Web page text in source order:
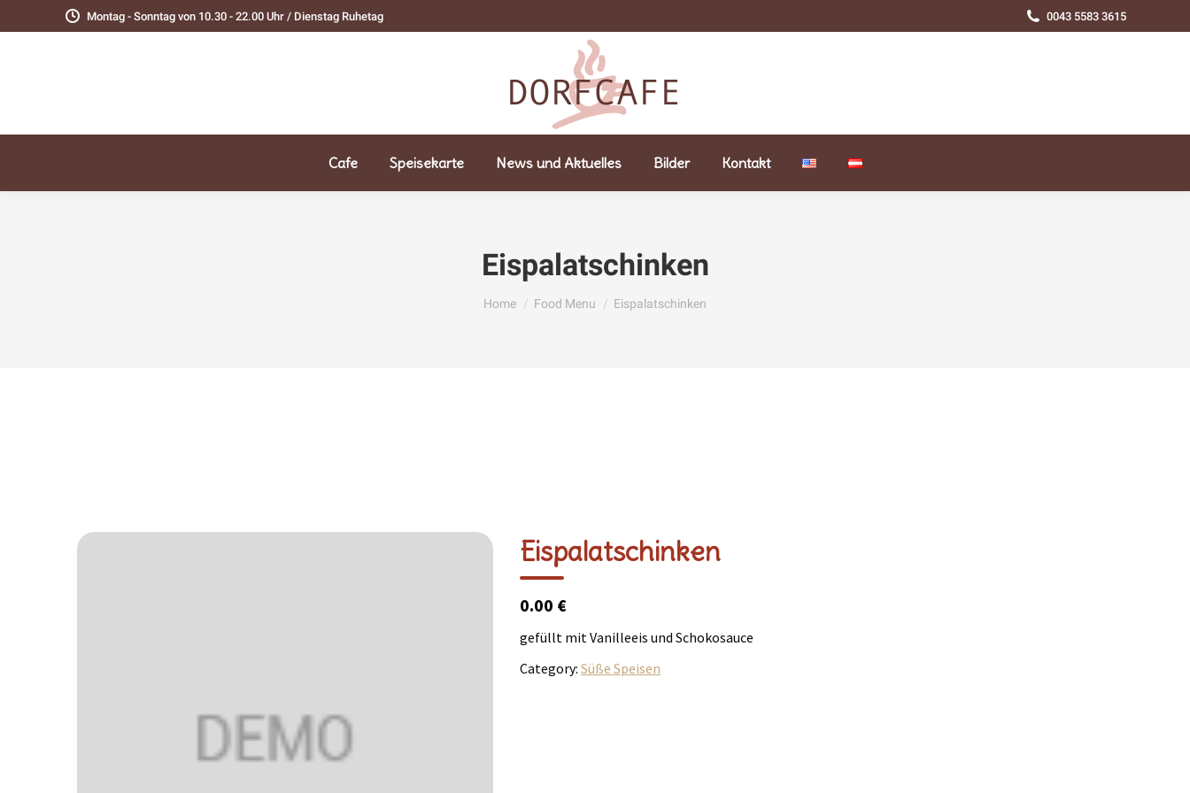
Montag - Sonntag von 10.30 - 22.00 Uhr / Dienstag Ruhetag 0043 5583 3615
Cafe Speisekarte News und Aktuelles Bilder Kontakt
Eispalatschinken
You are here:
Home Food Menu Eispalatschinken
Eispalatschinken
0.00 €
gefüllt mit Vanilleeis und Schokosauce
Category: Süße Speisen